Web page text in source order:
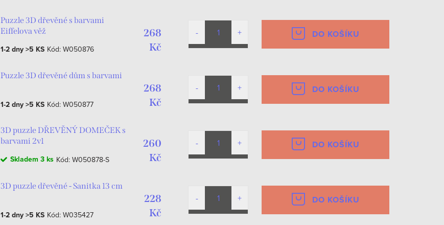
Puzzle 3D dřevěné s barvami
Eiffelova věž
1-2 dny>5 KS Kód: W050876
268
Kč
DO KOŠÍKU
Puzzle 3D dřevěné dům s barvami
1-2 dny>5 KS Kód: W050877
268
Kč
DO KOŠÍKU
3D puzzle DŘEVĚNÝ DOMEČEK s
barvami 2v1
Skladem 3 ks Kód: W050878-S
260
Kč
DO KOŠÍKU
3D puzzle dřevěné - Sanitka 13 cm
1-2 dny>5 KS Kód: W035427
228
Kč
DO KOŠÍKU